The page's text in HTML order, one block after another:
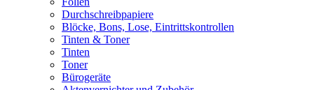
Durchschreibpapiere
Blöcke, Bons, Lose, Eintrittskontrollen
Tinten & Toner
Tinten
Toner
Bürogeräte